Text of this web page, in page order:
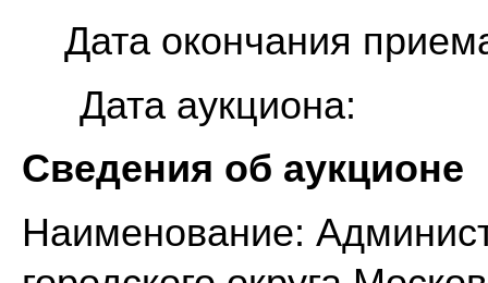
Дата окончания
Дата
Сведения об аукционе
Наименование: